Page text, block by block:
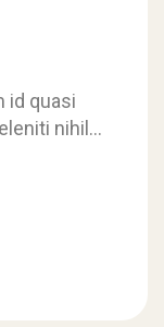
id quasi
nihil.